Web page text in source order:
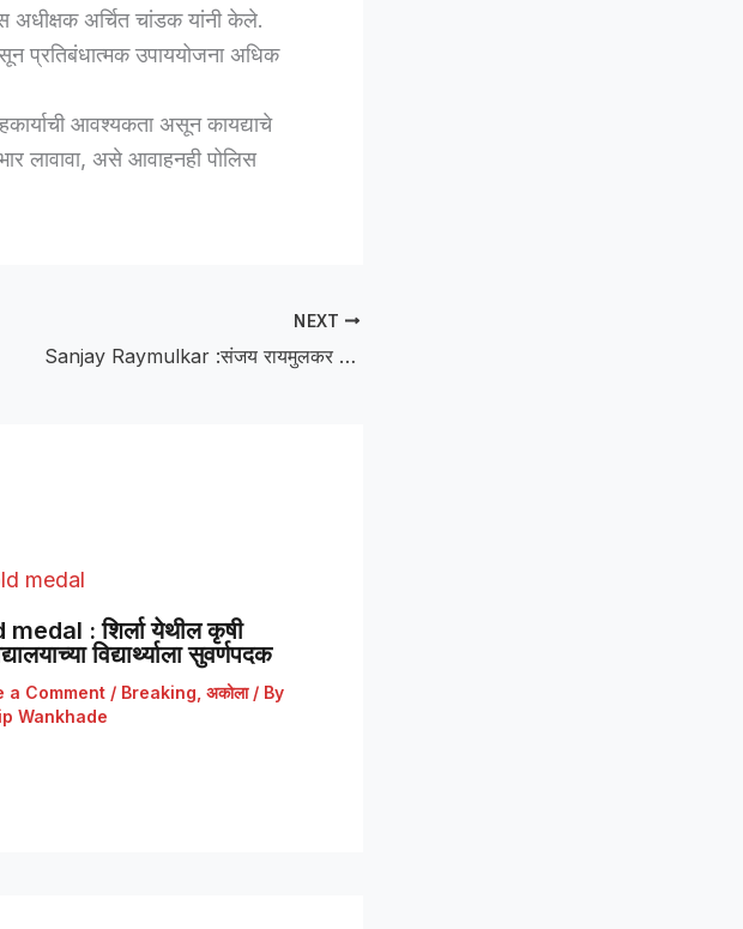
अधीक्षक अर्चित चांडक यांनी केले.
प्रतिबंधात्मक उपाययोजना अधिक
आवश्यकता असून कायद्याचे
लावावा, असे आवाहनही पोलिस
NEXT
Sanjay Raymulkar :संजय रायमुलकर यांच्या दातृत्वामुळे गजानन महाराज मंदिराच्या वैभवात वाढ – श्यामबाबु उमाळकर
medal : शिर्ला येथील कृषी
विद्यार्थ्याला सुवर्णपदक
a Comment / Breaking अकोला/ By
Wankhade